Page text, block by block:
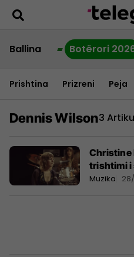
Ballina Botërori
Prishtina Prizreni Peja
Dennis Wilson3
Christine
trishtimi i
Muzika